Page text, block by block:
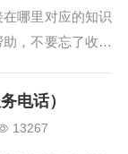
哪里对应的知识
，不要忘了收藏
信账号怎么解除
电话）
13267